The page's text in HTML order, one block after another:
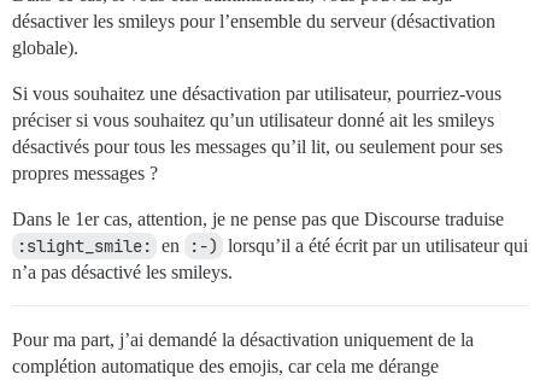
désactiver les smileys pour l’ensemble du serveur (désactivation
globale).
Si vous souhaitez une désactivation par utilisateur, pourriez-vous
préciser si vous souhaitez qu’un utilisateur donné ait les smileys
désactivés pour tous les messages qu’il lit, ou seulement pour ses
propres messages ?
Dans le 1er cas, attention, je ne pense pas que Discourse traduise
:slight_smile: en :-) lorsqu’il a été écrit par un utilisateur qui
n’a pas désactivé les smileys.
Pour ma part, j’ai demandé la désactivation uniquement de la
complétion automatique des emojis, car cela me dérange